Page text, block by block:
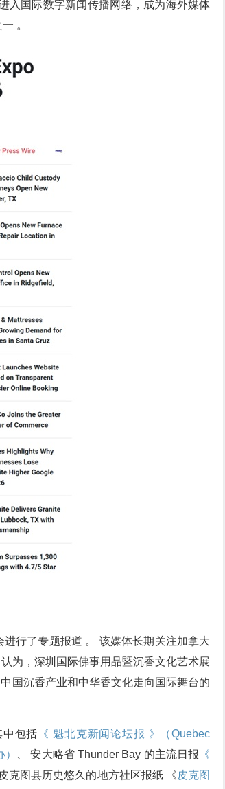
入国际数字新闻传播网络，成为海外媒体
。
进行了专题报道 。 该媒体长期关注加拿大
为，深圳国际佛事用品暨沉香文化艺术展
国沉香产业和中华香文化走向国际舞台的
中包括 《 魁北克新闻论坛报 》（Quebec
、 安大略省 Thunder Bay 的主流日报 《
克图县历史悠久的地方社区报纸 《皮克图